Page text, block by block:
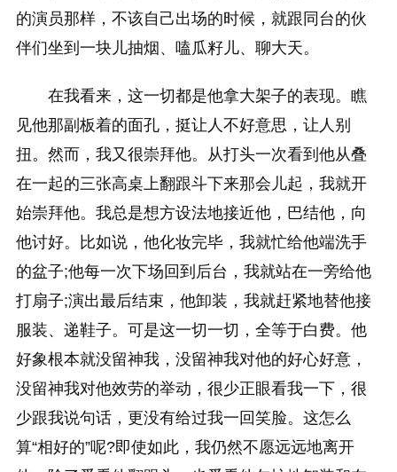
的演员那样，不该自己出场的时候，就跟同台的伙
伴们坐到一块儿抽烟、嗑瓜籽儿、聊大天。
在我看来，这一切都是他拿大架子的表现。瞧
见他那副板着的面孔，挺让人不好意思，让人别
扭。然而，我又很崇拜他。从打头一次看到他从叠
在一起的三张高桌上翻跟斗下来那会儿起，我就开
始崇拜他。我总是想方设法地接近他，巴结他，向
他讨好。比如说，他化妆完毕，我就忙给他端洗手
的盆子;他每一次下场回到后台，我就站在一旁给他
打扇子;演出最后结束，他卸装，我就赶紧地替他接
服装、递鞋子。可是这一切一切，全等于白费。他
好象根本就没留神我，没留神我对他的好心好意，
没留神我对他效劳的举动，很少正眼看我一下，很
少跟我说句话，更没有给过我一回笑脸。这怎么
算“相好的”呢?即使如此，我仍然不愿远远地离开